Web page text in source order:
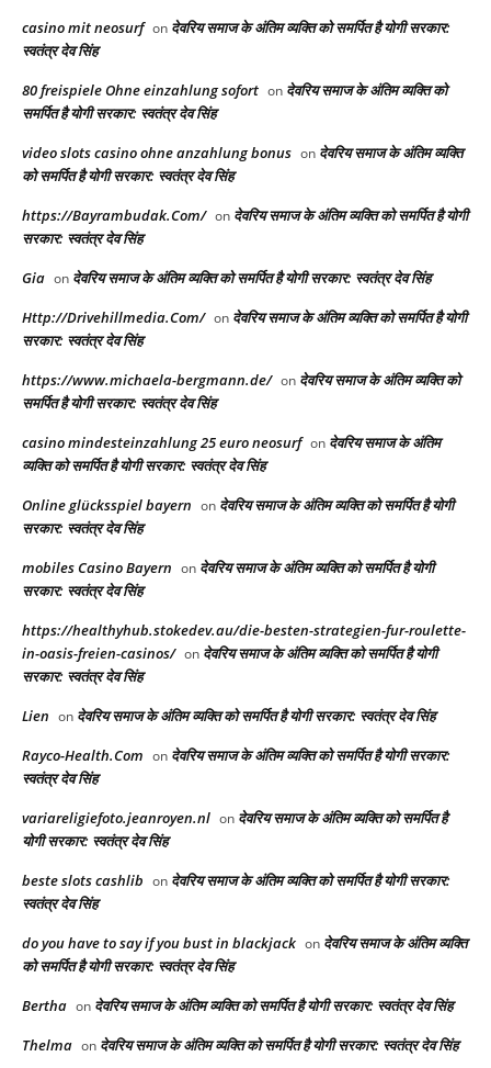
casino mit neosurf on देवरिय समाज के अंतिम व्यक्ति को समर्पित है योगी सरकार:
स्वतंत्र देव सिंह
80 freispiele Ohne einzahlung sofort on देवरिय समाज के अंतिम व्यक्ति को
समर्पित है योगी सरकार: स्वतंत्र देव सिंह
video slots casino ohne anzahlung bonus on देवरिय समाज के अंतिम व्यक्ति
को समर्पित है योगी सरकार: स्वतंत्र देव सिंह
https://Bayrambudak.Com/ on देवरिय समाज के अंतिम व्यक्ति को समर्पित है योगी
सरकार: स्वतंत्र देव सिंह
Gia on देवरिय समाज के अंतिम व्यक्ति को समर्पित है योगी सरकार: स्वतंत्र देव सिंह
Http://Drivehillmedia.Com/ on देवरिय समाज के अंतिम व्यक्ति को समर्पित है योगी
सरकार: स्वतंत्र देव सिंह
https://www.michaela-bergmann.de/ on देवरिय समाज के अंतिम व्यक्ति को
समर्पित है योगी सरकार: स्वतंत्र देव सिंह
casino mindesteinzahlung 25 euro neosurf on देवरिय समाज के अंतिम
व्यक्ति को समर्पित है योगी सरकार: स्वतंत्र देव सिंह
Online glücksspiel bayern on देवरिय समाज के अंतिम व्यक्ति को समर्पित है योगी
सरकार: स्वतंत्र देव सिंह
mobiles Casino Bayern on देवरिय समाज के अंतिम व्यक्ति को समर्पित है योगी
सरकार: स्वतंत्र देव सिंह
https://healthyhub.stokedev.au/die-besten-strategien-fur-roulette-
in-oasis-freien-casinos/ on देवरिय समाज के अंतिम व्यक्ति को समर्पित है योगी
सरकार: स्वतंत्र देव सिंह
Lien on देवरिय समाज के अंतिम व्यक्ति को समर्पित है योगी सरकार: स्वतंत्र देव सिंह
Rayco-Health.Com on देवरिय समाज के अंतिम व्यक्ति को समर्पित है योगी सरकार:
स्वतंत्र देव सिंह
variareligiefoto.jeanroyen.nl on देवरिय समाज के अंतिम व्यक्ति को समर्पित है
योगी सरकार: स्वतंत्र देव सिंह
beste slots cashlib on देवरिय समाज के अंतिम व्यक्ति को समर्पित है योगी सरकार:
स्वतंत्र देव सिंह
do you have to say if you bust in blackjack on देवरिय समाज के अंतिम व्यक्ति
को समर्पित है योगी सरकार: स्वतंत्र देव सिंह
Bertha on देवरिय समाज के अंतिम व्यक्ति को समर्पित है योगी सरकार: स्वतंत्र देव सिंह
Thelma on देवरिय समाज के अंतिम व्यक्ति को समर्पित है योगी सरकार: स्वतंत्र देव सिंह